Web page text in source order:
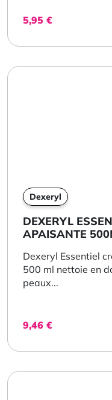
5,95 €
Dexeryl
DEXERYL
APAISANTE
Dexeryl Essentiel
500 ml nettoie en
peaux...
9,46 €